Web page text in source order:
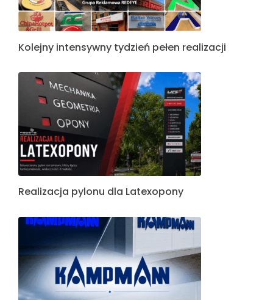
Kolejny intensywny tydzień pełen realizacji
Realizacja pylonu dla Latexopony